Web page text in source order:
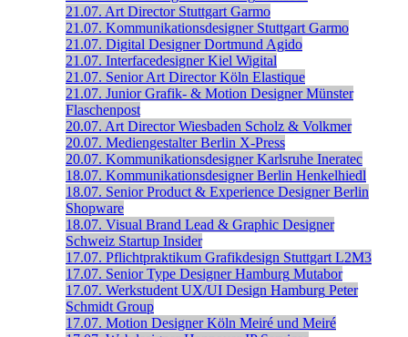
21.07. Art Director Stuttgart Garmo
21.07. Kommunikationsdesigner Stuttgart Garmo
21.07. Digital Designer Dortmund Agido
21.07. Interfacedesigner Kiel Wigital
21.07. Senior Art Director Köln Elastique
21.07. Junior Grafik- & Motion Designer Münster
Flaschenpost
20.07. Art Director Wiesbaden Scholz & Volkmer
20.07. Mediengestalter Berlin X-Press
20.07. Kommunikationsdesigner Karlsruhe Ineratec
18.07. Kommunikationsdesigner Berlin Henkelhiedl
18.07. Senior Product & Experience Designer Berlin
Shopware
18.07. Visual Brand Lead & Graphic Designer
Schweiz Startup Insider
17.07. Pflichtpraktikum Grafikdesign Stuttgart L2M3
17.07. Senior Type Designer Hamburg Mutabor
17.07. Werkstudent UX/UI Design Hamburg Peter
Schmidt Group
17.07. Motion Designer Köln Meiré und Meiré